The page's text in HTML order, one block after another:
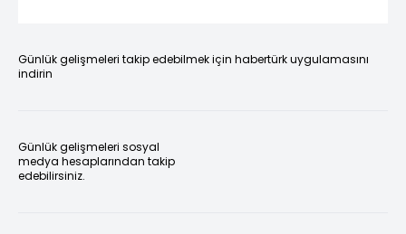
Günlük gelişmeleri takip edebilmek için habertürk uygulamasını
indirin
Günlük gelişmeleri sosyal
medya hesaplarından takip
edebilirsiniz.